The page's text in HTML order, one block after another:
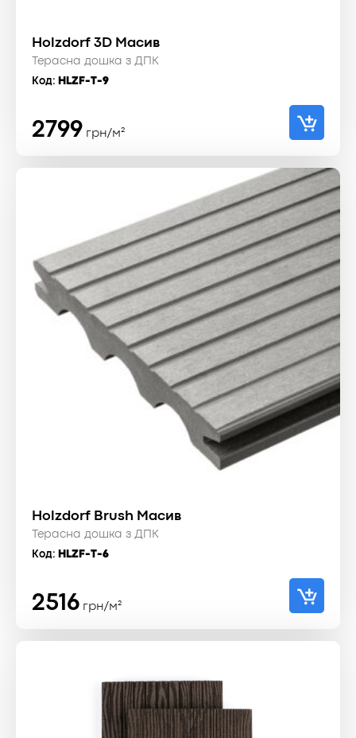
Holzdorf 3D Масив
Терасна дошка з ДПК
Код: HLZF-T-9
2799 грн/м²
Holzdorf Brush Масив
Терасна дошка з ДПК
Код: HLZF-T-6
2516 грн/м²